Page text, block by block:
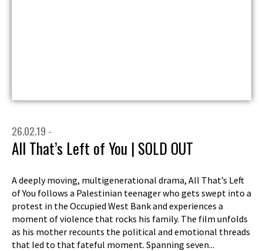
26.02.19 -
All That’s Left of You | SOLD OUT
A deeply moving, multigenerational drama, All That’s Left
of You follows a Palestinian teenager who gets swept into a
protest in the Occupied West Bank and experiences a
moment of violence that rocks his family. The film unfolds
as his mother recounts the political and emotional threads
that led to that fateful moment. Spanning seven...